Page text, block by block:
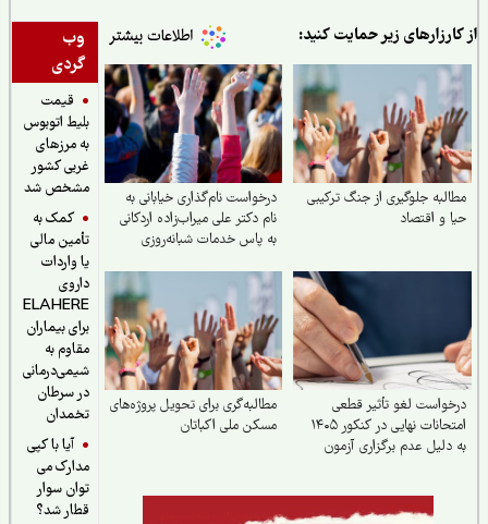
وب
گردی
قیمت
بلیط اتوبوس
به مرزهای
غربی کشور
مشخص شد
کمک به
تأمین مالی
یا واردات
داروی
ELAHERE
برای بیماران
مقاوم به
شیمی‌درمانی
در سرطان
تخمدان
آیا با کپی
مدارک می
توان سوار
قطار شد؟
زیر حمایت کنید:
جلوگیری از جنگ ترکیبی
و اقتصاد
درخواست نام‌گذاری خیابانی به
نام دکتر علی میراب‌زاده اردکانی
به پاس خدمات شبانه‌روزی
لغو تأثیر قطعی
امتحانات نهایی در کنکور ۱۴۰۵
عدم برگزاری آزمون
مطالبه‌گری برای تحویل پروژه‌های
مسکن ملی اکباتان